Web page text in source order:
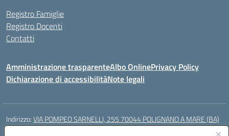
Registro Famiglie
Registro Docenti
Contatti
Amministrazione trasparenteAlbo OnlinePrivacy Policy
Dichiarazione di accessibilitàNote legali
Indirizzo:VIA POMPEO SARNELLI, 255 70044 POLIGNANO A MARE (BA)
Centralino: